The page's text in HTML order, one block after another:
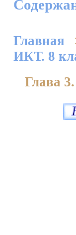
Главная
ИКТ. 8
Глава